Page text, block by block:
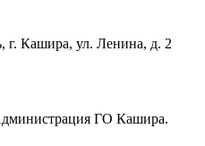
г. Кашира, ул. Ленина, д. 2
ГО Кашира.